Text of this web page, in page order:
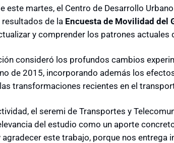
este martes, el Centro de Desarrollo
de la Encuesta de Movilidad del
y comprender los patrones actuales
consideró los profundos cambios
de 2015, incorporando además los
las transformaciones recientes en el
el seremi de Transportes y
del estudio como un aporte
agradecer este trabajo, porque nos entrega